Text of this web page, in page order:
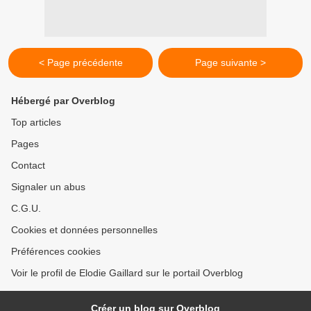
< Page précédente Page suivante >
Hébergé par Overblog
Top articles
Pages
Contact
Signaler un abus
C.G.U.
Cookies et données personnelles
Préférences cookies
Voir le profil de Elodie Gaillard sur le portail Overblog
Créer un blog sur Overblog